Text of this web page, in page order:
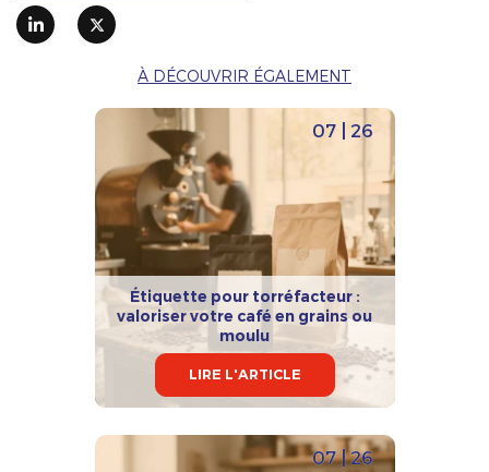
À DÉCOUVRIR ÉGALEMENT
07 | 26
Étiquette pour torréfacteur :
valoriser votre café en grains ou
moulu
LIRE L'ARTICLE
07 | 26